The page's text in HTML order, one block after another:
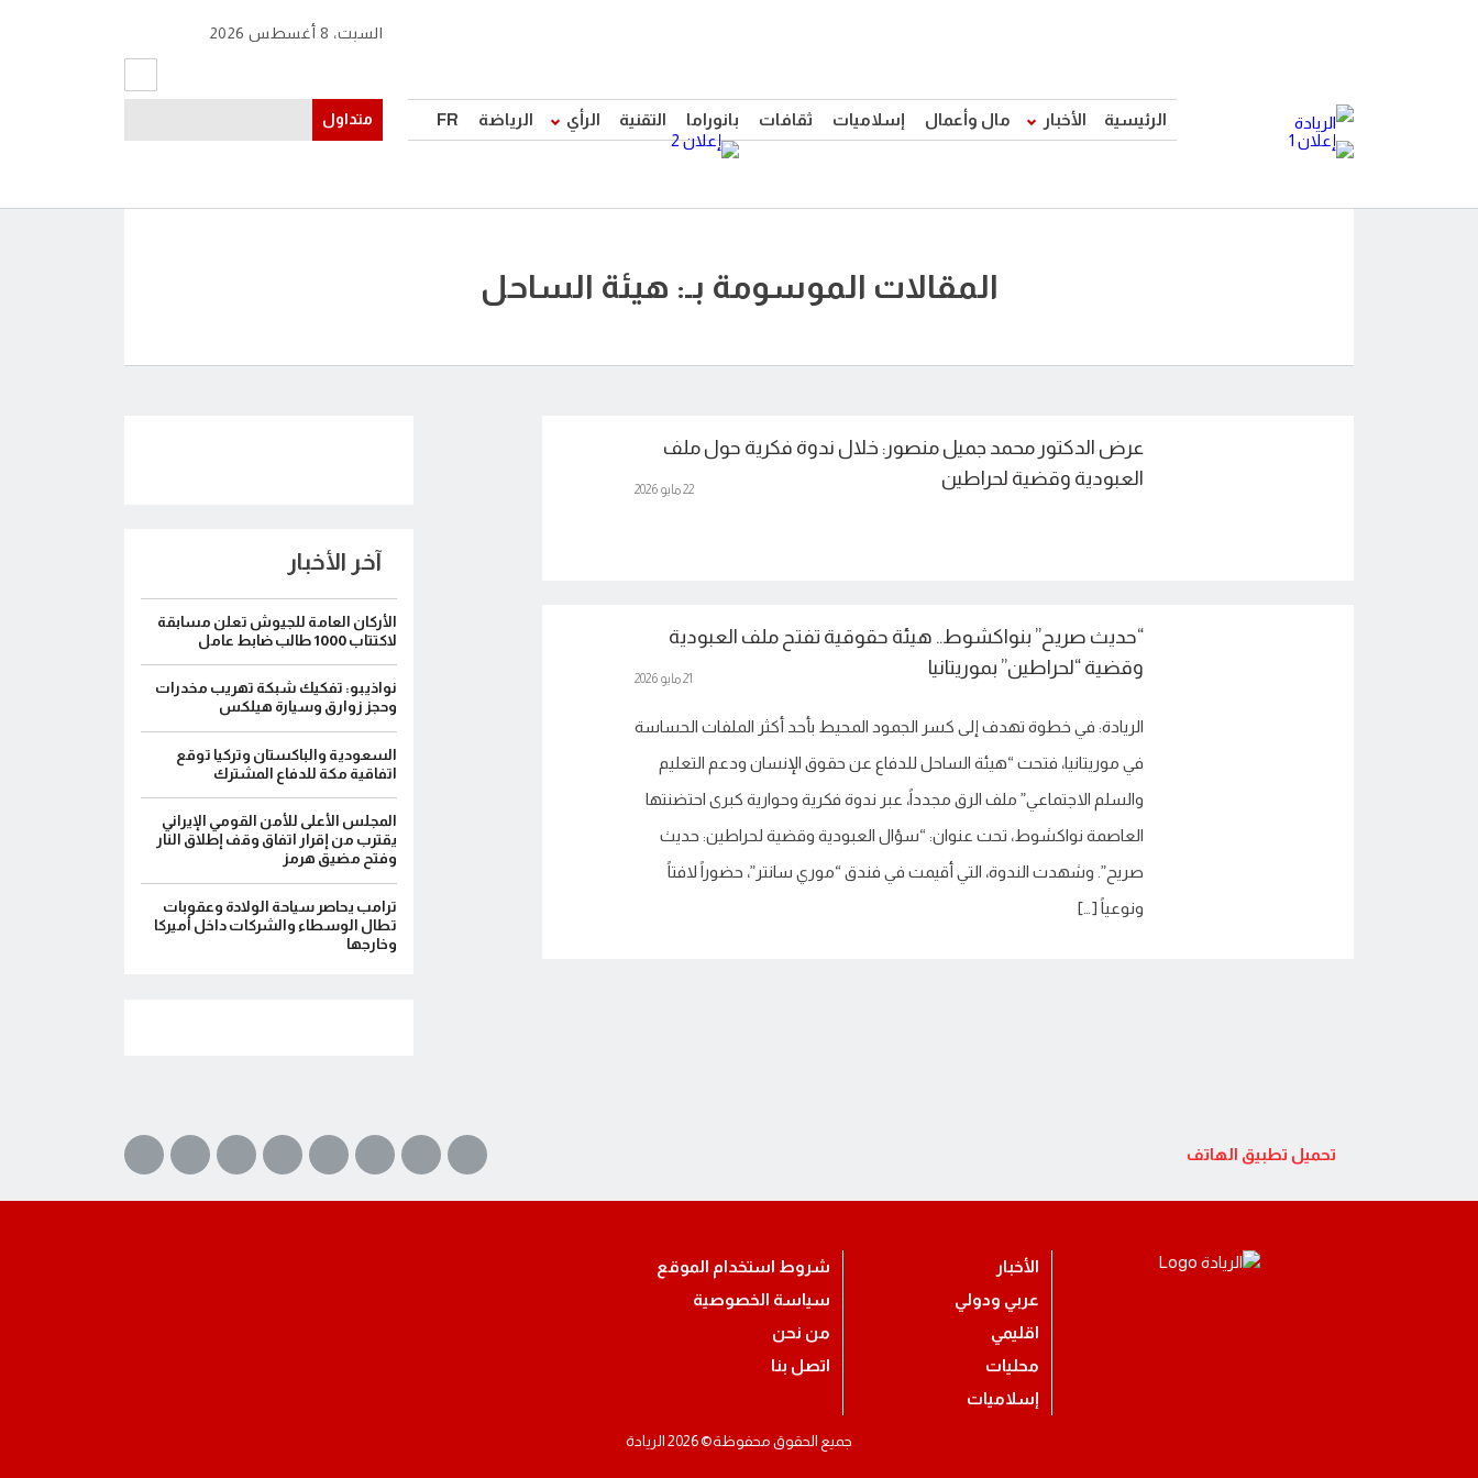
الرئيسية الأخبار مال وأعمال إسلاميات ثقافات بانوراما التقنية الرأي الرياضة FR
السبت، 8 أغسطس 2026
متداول
المقالات الموسومة بـ: هيئة الساحل
عرض الدكتور محمد جميل منصور: خلال ندوة فكرية حول ملف
العبودية وقضية لحراطين
22 مايو 2026
“حديث صريح” بنواكشوط.. هيئة حقوقية تفتح ملف العبودية
وقضية “لحراطين” بموريتانيا
21 مايو 2026
الريادة: في خطوة تهدف إلى كسر الجمود المحيط بأحد أكثر الملفات الحساسة
في موريتانيا، فتحت “هيئة الساحل للدفاع عن حقوق الإنسان ودعم التعليم
والسلم الاجتماعي” ملف الرق مجدداً، عبر ندوة فكرية وحوارية كبرى احتضنتها
العاصمة نواكشوط، تحت عنوان: “سؤال العبودية وقضية لحراطين: حديث
صريح”. وشهدت الندوة، التي أقيمت في فندق “موري سانتر”، حضوراً لافتاً
ونوعياً […]
آخر الأخبار
الأركان العامة للجيوش تعلن مسابقة
لاكتتاب 1000 طالب ضابط عامل
نواذيبو: تفكيك شبكة تهريب مخدرات
وحجز زوارق وسيارة هيلكس
السعودية والباكستان وتركيا توقع
اتفاقية مكة للدفاع المشترك
المجلس الأعلى للأمن القومي الإيراني
يقترب من إقرار اتفاق وقف إطلاق النار
وفتح مضيق هرمز
ترامب يحاصر سياحة الولادة وعقوبات
تطال الوسطاء والشركات داخل أميركا
وخارجها
تحميل تطبيق الهاتف
الأخبار
عربي ودولي
اقليمي
محليات
إسلاميات
شروط استخدام الموقع
سياسة الخصوصية
من نحن
اتصل بنا
جميع الحقوق محفوظة© 2026 الريادة